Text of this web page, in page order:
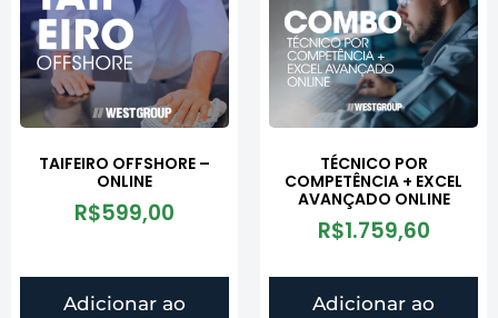
TAIFEIRO OFFSHORE –
ONLINE
R$599,00
Adicionar ao
TÉCNICO POR
COMPETÊNCIA + EXCEL
AVANÇADO ONLINE
R$1.759,60
Adicionar ao